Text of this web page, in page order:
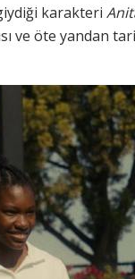
karakteri
ve öte yandan